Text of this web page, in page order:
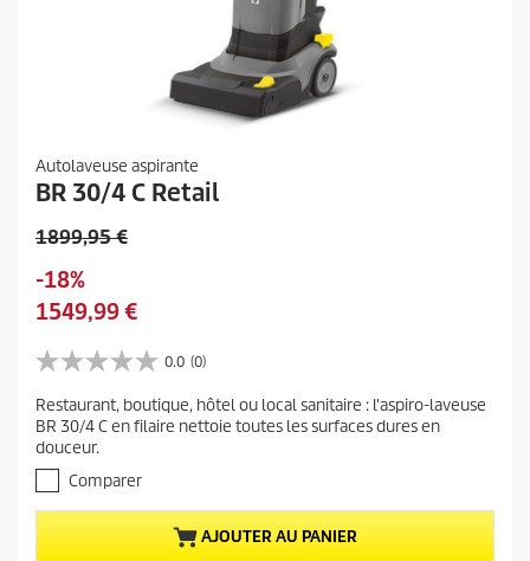
Autolaveuse aspirante
BR 30/4 C Retail
P
i
x
e
'
a
n
c
i
e
1899,95 €
É
c
n
m
i
e
-18%
P
i
a
c
t
u
e
l
1549,99 €
0.0 (0)
0
0
s
u
5
é
t
Restaurant, boutique, hôtel ou local sanitaire : l'aspiro-laveuse
BR 30/4 C en filaire nettoie toutes les surfaces dures en
douceur.
Comparer
AJOUTER AU PANIER